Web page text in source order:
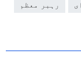
رہبر معظم